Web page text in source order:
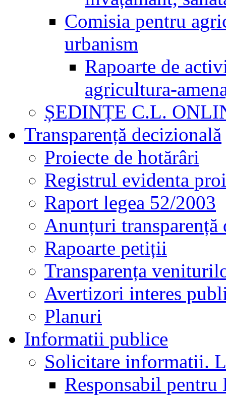
Comisia pentru
urbanism
Rapoarte de
agricultura-
ȘEDINȚE C.L.
Transparență decizională
Proiecte de hotărâri
Registrul evidenta
Raport legea 52/2003
Anunțuri transparență
Rapoarte petiții
Transparența
Avertizori interes
Planuri
Informatii publice
Solicitare informatii.
Responsabil pentru